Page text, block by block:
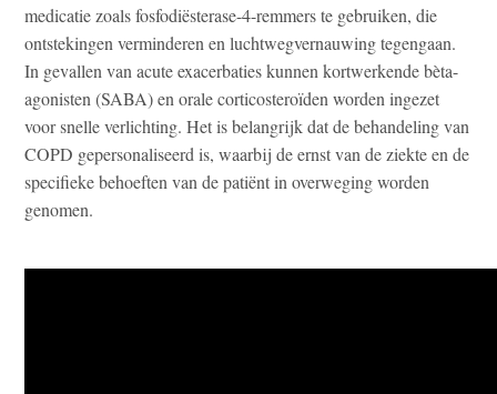
medicatie zoals fosfodiësterase-4-remmers te gebruiken, die
ontstekingen verminderen en luchtwegvernauwing tegengaan.
In gevallen van acute exacerbaties kunnen kortwerkende bèta-
agonisten (SABA) en orale corticosteroïden worden ingezet
voor snelle verlichting. Het is belangrijk dat de behandeling van
COPD gepersonaliseerd is, waarbij de ernst van de ziekte en de
specifieke behoeften van de patiënt in overweging worden
genomen.